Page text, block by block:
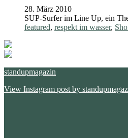
28. März 2010
SUP-Surfer im Line Up, ein
featured, respekt im wasser,
standupmagazin
View Instagram post by